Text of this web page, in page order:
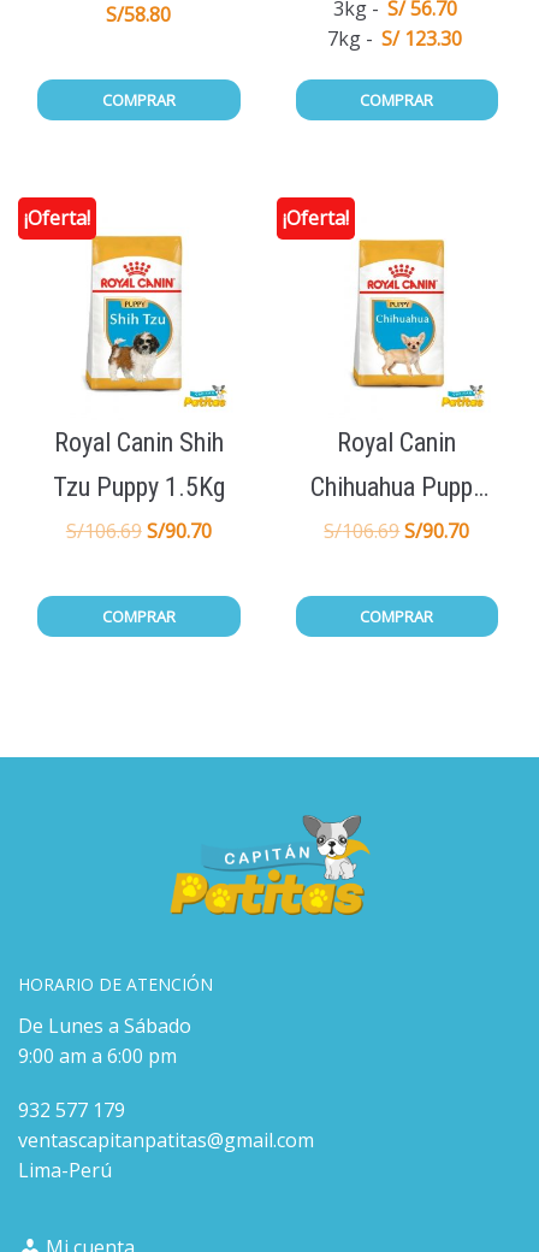
S/58.80
COMPRAR
3kg
S/ 56.70
7kg
S/ 123.30
COMPRAR
¡Oferta!
Royal Canin Shih
Tzu Puppy 1.5Kg
S/106.69S/90.70
COMPRAR
¡Oferta!
Royal Canin
Chihuahua Puppy
1.5Kg
S/106.69S/90.70
COMPRAR
HORARIO DE ATENCIÓN
De Lunes a Sábado
9:00 am a 6:00 pm
932 577 179
ventascapitanpatitas@gmail.com
Lima-Perú